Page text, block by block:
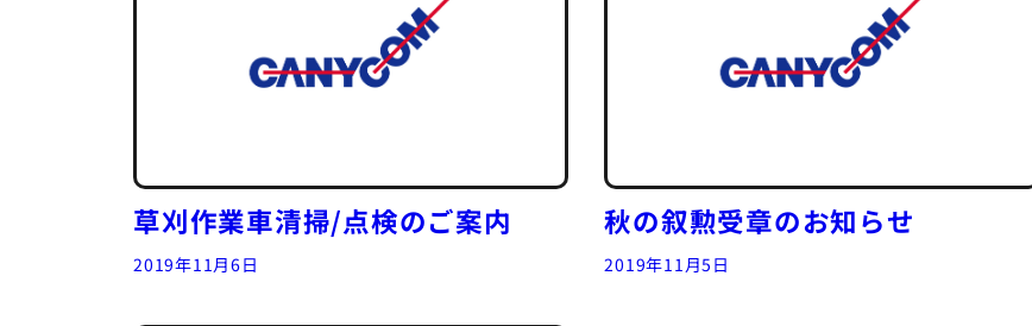
草刈作業車清掃/点検のご案内
2019年11月6日
秋の叙勲受章のお知らせ
2019年11月5日